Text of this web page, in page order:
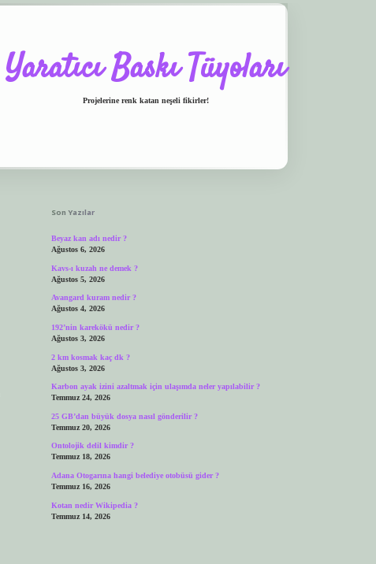
Yaratıcı Baskı Tüyoları
Projelerine renk katan neşeli fikirler!
Son Yazılar
Beyaz kan adı nedir ?
Ağustos 6, 2026
Kavs-ı kuzah ne demek ?
Ağustos 5, 2026
Avangard kuram nedir ?
Ağustos 4, 2026
192’nin karekökü nedir ?
Ağustos 3, 2026
2 km kosmak kaç dk ?
Ağustos 3, 2026
Karbon ayak izini azaltmak için ulaşımda neler yapılabilir ?
Temmuz 24, 2026
25 GB’dan büyük dosya nasıl gönderilir ?
Temmuz 20, 2026
Ontolojik delil kimdir ?
Temmuz 18, 2026
Adana Otogarına hangi belediye otobüsü gider ?
Temmuz 16, 2026
Kotan nedir Wikipedia ?
Temmuz 14, 2026